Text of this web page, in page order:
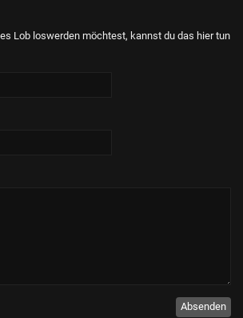
Lob loswerden möchtest, kannst du das hier tun
Absenden